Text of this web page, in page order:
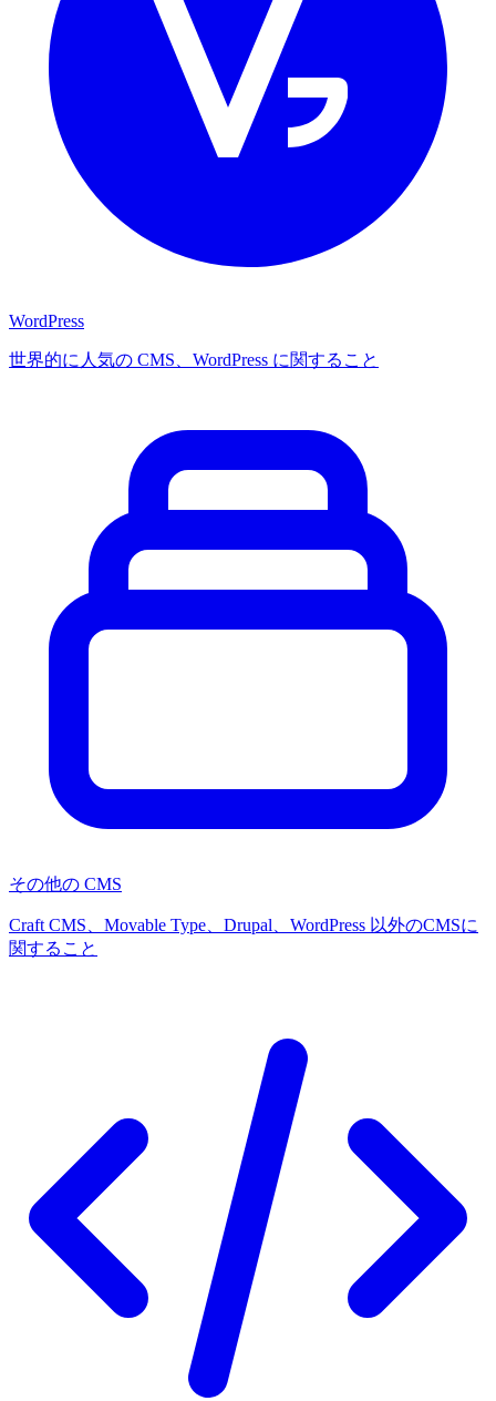
WordPress
世界的に人気の CMS、WordPress に関すること
その他の CMS
Craft CMS、Movable Type、Drupal、WordPress 以外のCMSに
関すること